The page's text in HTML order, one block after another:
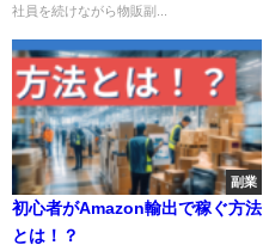
社員を続けながら物販副...
副業
初心者がAmazon輸出で稼ぐ方法
とは！？